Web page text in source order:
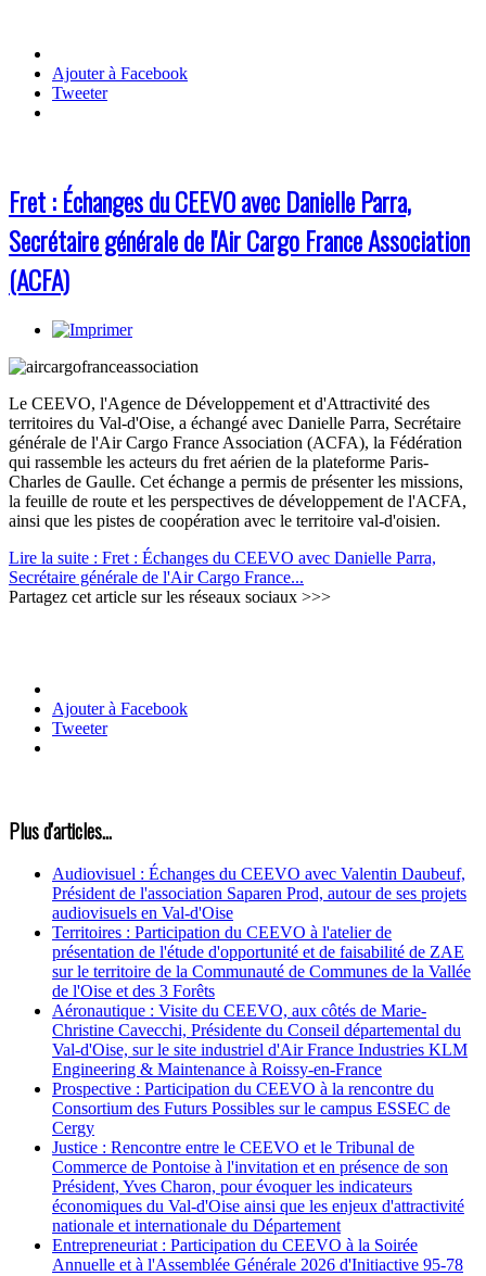
Ajouter à Facebook
Tweeter
Fret : Échanges du CEEVO avec Danielle Parra,
Secrétaire générale de l'Air Cargo France Association
(ACFA)
Le CEEVO, l'Agence de Développement et d'Attractivité des
territoires du Val-d'Oise, a échangé avec Danielle Parra, Secrétaire
générale de l'Air Cargo France Association (ACFA), la Fédération
qui rassemble les acteurs du fret aérien de la plateforme Paris-
Charles de Gaulle. Cet échange a permis de présenter les missions,
la feuille de route et les perspectives de développement de l'ACFA,
ainsi que les pistes de coopération avec le territoire val-d'oisien.
Lire la suite : Fret : Échanges du CEEVO avec Danielle Parra,
Secrétaire générale de l'Air Cargo France...
Partagez cet article sur les réseaux sociaux >>>
Ajouter à Facebook
Tweeter
Plus d'articles...
Audiovisuel : Échanges du CEEVO avec Valentin Daubeuf,
Président de l'association Saparen Prod, autour de ses projets
audiovisuels en Val-d'Oise
Territoires : Participation du CEEVO à l'atelier de
présentation de l'étude d'opportunité et de faisabilité de ZAE
sur le territoire de la Communauté de Communes de la Vallée
de l'Oise et des 3 Forêts
Aéronautique : Visite du CEEVO, aux côtés de Marie-
Christine Cavecchi, Présidente du Conseil départemental du
Val-d'Oise, sur le site industriel d'Air France Industries KLM
Engineering & Maintenance à Roissy-en-France
Prospective : Participation du CEEVO à la rencontre du
Consortium des Futurs Possibles sur le campus ESSEC de
Cergy
Justice : Rencontre entre le CEEVO et le Tribunal de
Commerce de Pontoise à l'invitation et en présence de son
Président, Yves Charon, pour évoquer les indicateurs
économiques du Val-d'Oise ainsi que les enjeux d'attractivité
nationale et internationale du Département
Entrepreneuriat : Participation du CEEVO à la Soirée
Annuelle et à l'Assemblée Générale 2026 d'Initiactive 95-78